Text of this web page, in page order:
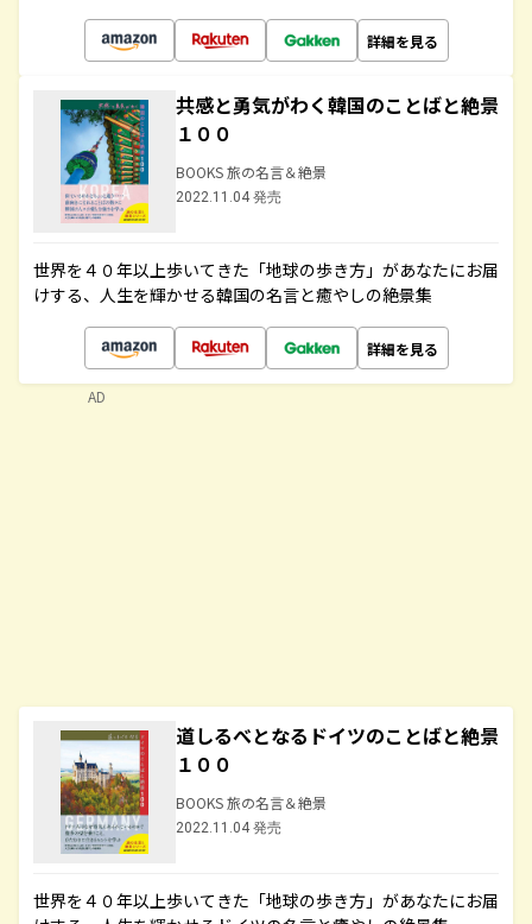
詳細を見る
共感と勇気がわく韓国のことばと絶景
１００
BOOKS 旅の名言＆絶景
2022.11.04 発売
世界を４０年以上歩いてきた「地球の歩き方」があなたにお届
けする、人生を輝かせる韓国の名言と癒やしの絶景集
詳細を見る
道しるべとなるドイツのことばと絶景
１００
BOOKS 旅の名言＆絶景
2022.11.04 発売
世界を４０年以上歩いてきた「地球の歩き方」があなたにお届
AD